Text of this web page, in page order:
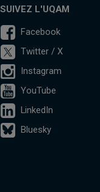
SUIVEZ L'UQAM
Facebook
Twitter / X
Instagram
YouTube
LinkedIn
Bluesky